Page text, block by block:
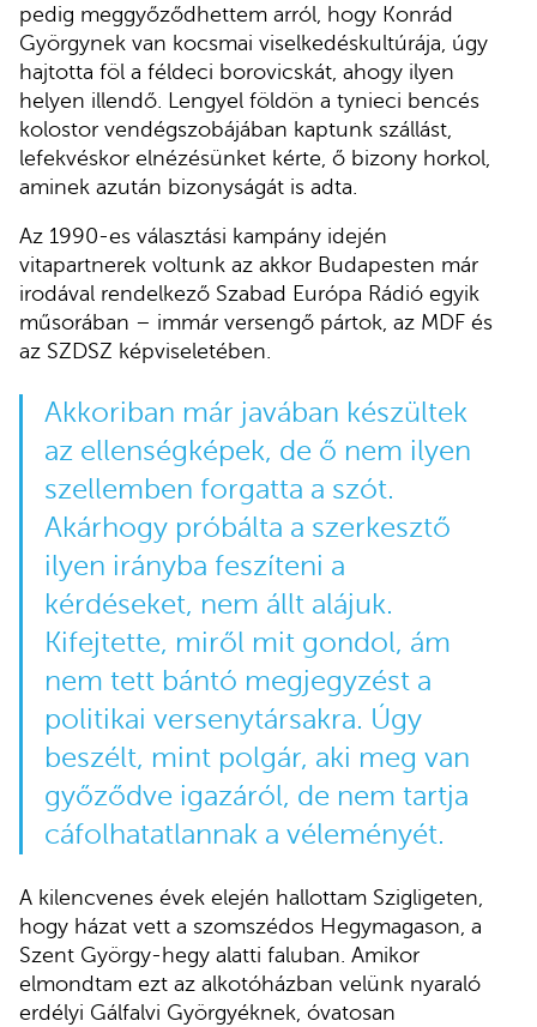
pedig meggyőződhettem arról, hogy Konrád
Györgynek van kocsmai viselkedéskultúrája, úgy
hajtotta föl a féldeci borovicskát, ahogy ilyen
helyen illendő. Lengyel földön a tynieci bencés
kolostor vendégszobájában kaptunk szállást,
lefekvéskor elnézésünket kérte, ő bizony horkol,
aminek azután bizonyságát is adta.
Az 1990-es választási kampány idején
vitapartnerek voltunk az akkor Budapesten már
irodával rendelkező Szabad Európa Rádió egyik
műsorában – immár versengő pártok, az MDF és
az SZDSZ képviseletében.
Akkoriban már javában készültek
az ellenségképek, de ő nem ilyen
szellemben forgatta a szót.
Akárhogy próbálta a szerkesztő
ilyen irányba feszíteni a
kérdéseket, nem állt alájuk.
Kifejtette, miről mit gondol, ám
nem tett bántó megjegyzést a
politikai versenytársakra. Úgy
beszélt, mint polgár, aki meg van
győződve igazáról, de nem tartja
cáfolhatatlannak a véleményét.
A kilencvenes évek elején hallottam Szigligeten,
hogy házat vett a szomszédos Hegymagason, a
Szent György-hegy alatti faluban. Amikor
elmondtam ezt az alkotóházban velünk nyaraló
erdélyi Gálfalvi Györgyéknek, óvatosan